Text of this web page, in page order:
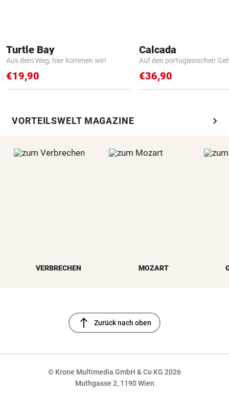
Turtle Bay
Aus dem Weg, hier kommen wir!
€19,90
Calcada
Auf den portugiesischen
€36,90
VORTEILSWELT MAGAZINE chevron_right
VERBRECHEN MOZART
north Zurück nach oben
© Krone Multimedia GmbH & Co KG 2026
Muthgasse 2, 1190 Wien